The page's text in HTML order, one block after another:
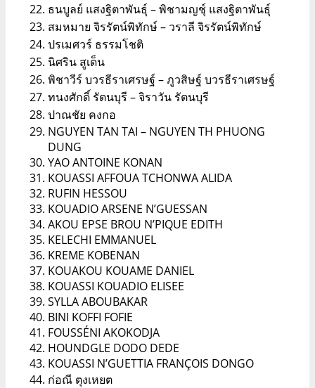
ธนบูลย์ แสงฐิตาพันธุ์ – พิชามญชุ์ แสงฐิตาพันธุ์
สมหมาย จิรรัตน์พิทักษ์ – วราลี จิรรัตน์พิทักษ์
ปรเมศวร์ ธรรมโชติ
นิศริน สูเด็น
พิชาวีร์ บวรธีราเศรษฐ์ – ภูวสิษฐ์ บวรธีราเศรษฐ์
ทนงศักดิ์ รัตนบุรี – จิราวัน รัตนบุรี
ปาณชัย คงกอ
NGUYEN TAN TAI – NGUYEN TH PHUONG
DUNG
YAO ANTOINE KONAN
KOUASSI AFFOUA TCHONWA ALIDA
RUFIN HESSOU
KOUADIO ARSENE N’GUESSAN
AKOU EPSE BROU N’PIQUE EDITH
KELECHI EMMANUEL
KREME KOBENAN
KOUAKOU KOUAME DANIEL
KOUASSI KOUADIO ELISEE
SYLLA ABOUBAKAR
BINI KOFFI FOFIE
FOUSSÉNI AKOKODJA
HOUNDGLE DODO DEDE
KOUASSI N’GUETTIA FRANÇOIS DONGO
ก่อณี ตุงเหยต